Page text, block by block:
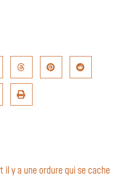
il y a une ordure qui se cache